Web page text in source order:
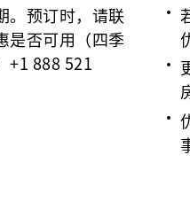
。预订时，请联
是否可用（四季
+1 888 521